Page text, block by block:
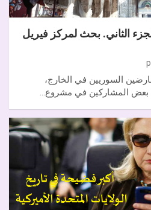
الثاني. بحث لمركز فيريل
السوريين في الخارج،
بعض المشاركين في مشروع…